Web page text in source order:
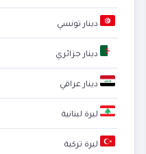
دينار تونسي
دينار جزائري
دينار عراقي
ليرة لبنانية
ليرة تركية